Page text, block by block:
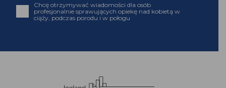
Chcę otrzymywać wiadomości dla osób
profesjonalnie sprawujących opiekę nad kobietą w
ciąży, podczas porodu i w połogu